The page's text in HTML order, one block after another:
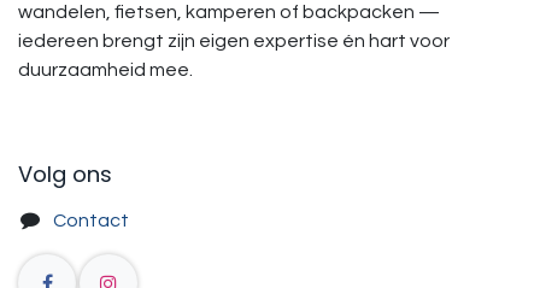
wandelen, fietsen, kamperen of backpacken —
iedereen brengt zijn eigen expertise én hart voor
duurzaamheid mee.
Volg ons
Contact